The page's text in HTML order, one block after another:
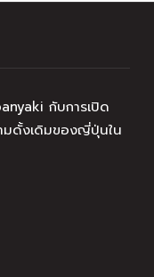
กับการเปิด
ดั้งเดิมของญี่ปุ่นใน